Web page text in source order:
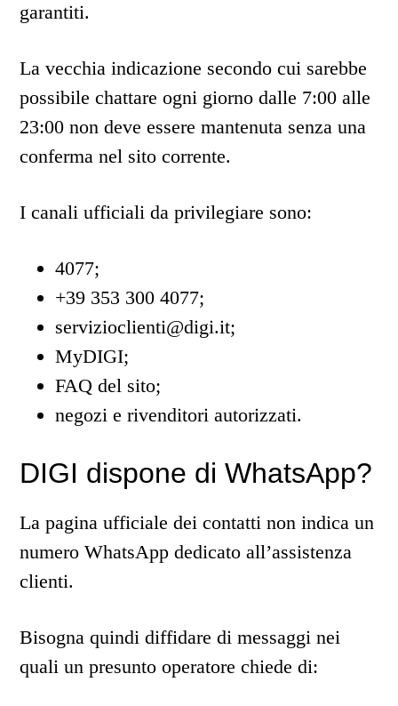
garantiti.
La vecchia indicazione secondo cui sarebbe
possibile chattare ogni giorno dalle 7:00 alle
23:00 non deve essere mantenuta senza una
conferma nel sito corrente.
I canali ufficiali da privilegiare sono:
4077;
+39 353 300 4077;
servizioclienti@digi.it;
MyDIGI;
FAQ del sito;
negozi e rivenditori autorizzati.
DIGI dispone di WhatsApp?
La pagina ufficiale dei contatti non indica un
numero WhatsApp dedicato all’assistenza
clienti.
Bisogna quindi diffidare di messaggi nei
quali un presunto operatore chiede di: